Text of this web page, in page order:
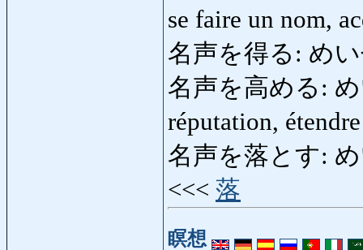
se faire un nom,
名声を得る: め
名声を高める:
réputation,
名声を落とす:
<<< 落
瞑想